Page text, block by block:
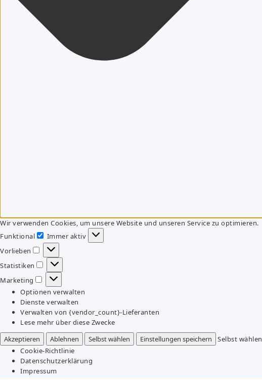
Wir verwenden Cookies, um unsere Website und unseren Service zu optimieren.
Funktional
Funktional
Immer aktiv
Vorlieben
Vorlieben
Statistiken
Statistiken
Marketing
Marketing
Optionen verwalten
Dienste verwalten
Verwalten von {vendor_count}-Lieferanten
Lese mehr über diese Zwecke
Akzeptieren
Ablehnen Selbst wählen Einstellungen speichern
Selbst wählen
Cookie-Richtlinie
Datenschutzerklärung
Impressum